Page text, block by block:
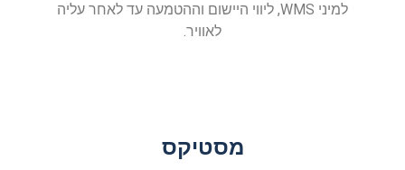
למיני WMS, ליווי היישום וההטמעה עד לאחר עליה
לאוויר.
מסטיקס